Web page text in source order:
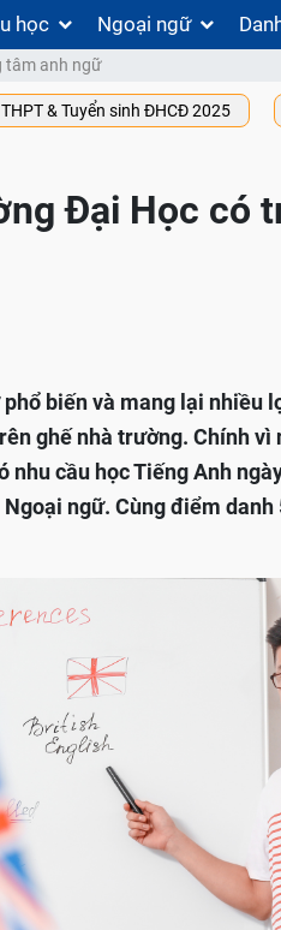
học Ngoại ngữ
tâm anh ngữ
& Tuyển sinh ĐHCĐ 2025
Đại Học có
biến và mang lại nhiều
ghế nhà trường. Chính vì
nhu cầu học Tiếng Anh
ngữ. Cùng điểm